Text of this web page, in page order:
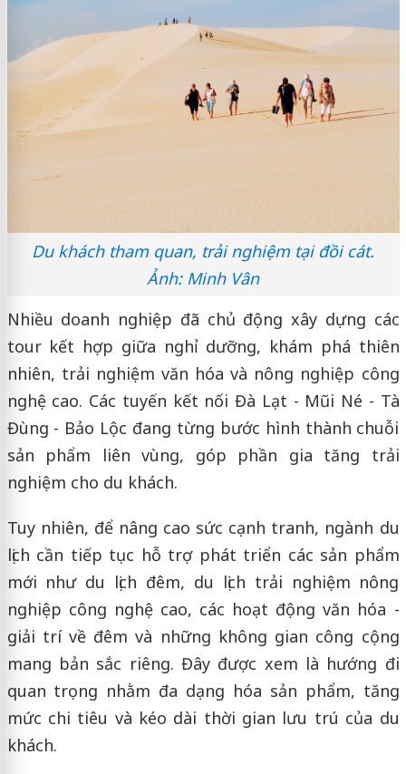
Du khách tham quan, trải nghiệm tại đồi cát.
Ảnh: Minh Vân
Nhiều doanh nghiệp đã chủ động xây dựng các
tour kết hợp giữa nghỉ dưỡng, khám phá thiên
nhiên, trải nghiệm văn hóa và nông nghiệp công
nghệ cao. Các tuyến kết nối Đà Lạt - Mũi Né - Tà
Đùng - Bảo Lộc đang từng bước hình thành chuỗi
sản phẩm liên vùng, góp phần gia tăng trải
nghiệm cho du khách.
Tuy nhiên, để nâng cao sức cạnh tranh, ngành du
lịch cần tiếp tục hỗ trợ phát triển các sản phẩm
mới như du lịch đêm, du lịch trải nghiệm nông
nghiệp công nghệ cao, các hoạt động văn hóa -
giải trí về đêm và những không gian công cộng
mang bản sắc riêng. Đây được xem là hướng đi
quan trọng nhằm đa dạng hóa sản phẩm, tăng
mức chi tiêu và kéo dài thời gian lưu trú của du
khách.